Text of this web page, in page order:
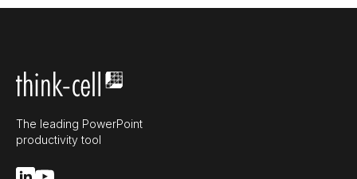
The leading PowerPoint
productivity tool